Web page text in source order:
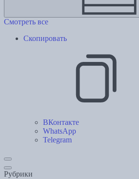
Смотреть все
Скопировать
ВКонтакте
WhatsApp
Telegram
Рубрики